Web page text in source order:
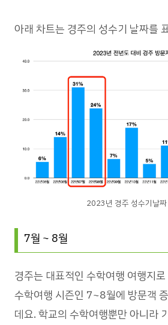
아래 차트는 경주의 성수기 날짜를
2023년 경주 성수기날짜
7월 ~ 8월
경주는 대표적인 수학여행 여행지
수학여행 시즌인 7~8월에 방문객
데요. 학교의 수학여행뿐만 아니라